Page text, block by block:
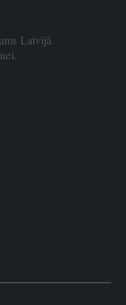
Latvijā.